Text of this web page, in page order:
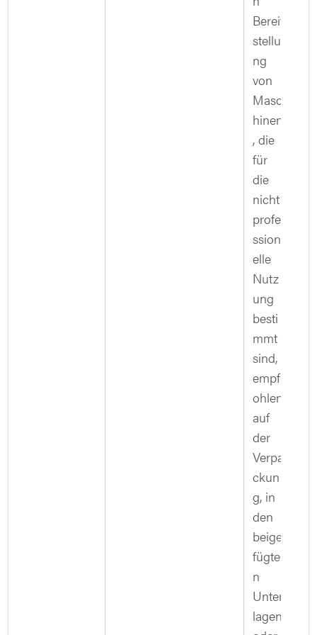
Bereit
stellu
ng
von
Masc
hinen
, die
für
die
nicht
profe
ssion
elle
Nutz
ung
besti
mmt
sind,
empf
ohlen
auf
der
Verpa
ckun
g, in
den
beige
fügte
n
Unter
lagen